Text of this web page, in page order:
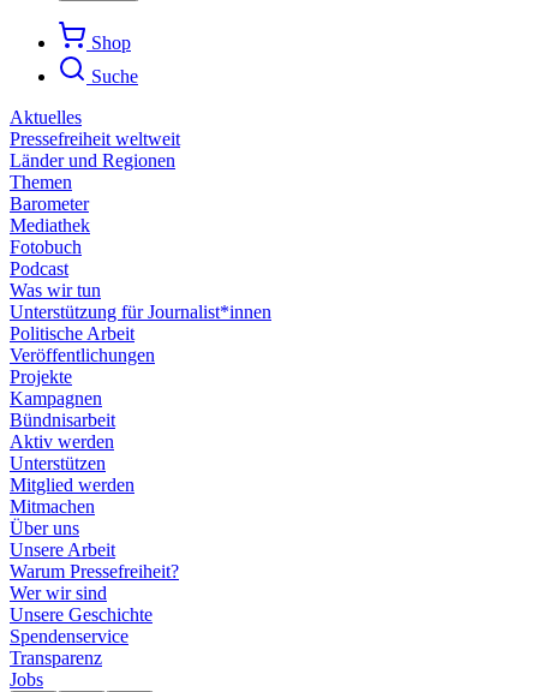
Shop
Suche
Aktuelles
Pressefreiheit weltweit
Länder und Regionen
Themen
Barometer
Mediathek
Fotobuch
Podcast
Was wir tun
Unterstützung für Journalist*innen
Politische Arbeit
Veröffentlichungen
Projekte
Kampagnen
Bündnisarbeit
Aktiv werden
Unterstützen
Mitglied werden
Mitmachen
Über uns
Unsere Arbeit
Warum Pressefreiheit?
Wer wir sind
Unsere Geschichte
Spendenservice
Transparenz
Jobs